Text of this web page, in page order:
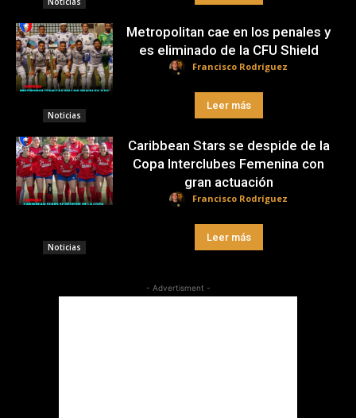
Noticias
Metropolitan cae en los penales y
es eliminado de la CFU Shield
Francisco Rodríguez
Leer más
Noticias
Caribbean Stars se despide de la
Copa Interclubes Femenina con
gran actuación
Francisco Rodríguez
Leer más
- Advertisment -